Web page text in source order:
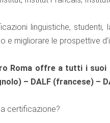
linguistiche,
e migliorare le prospettive
Roma offre a tutti i
– DALF (francese) –
certificazione?